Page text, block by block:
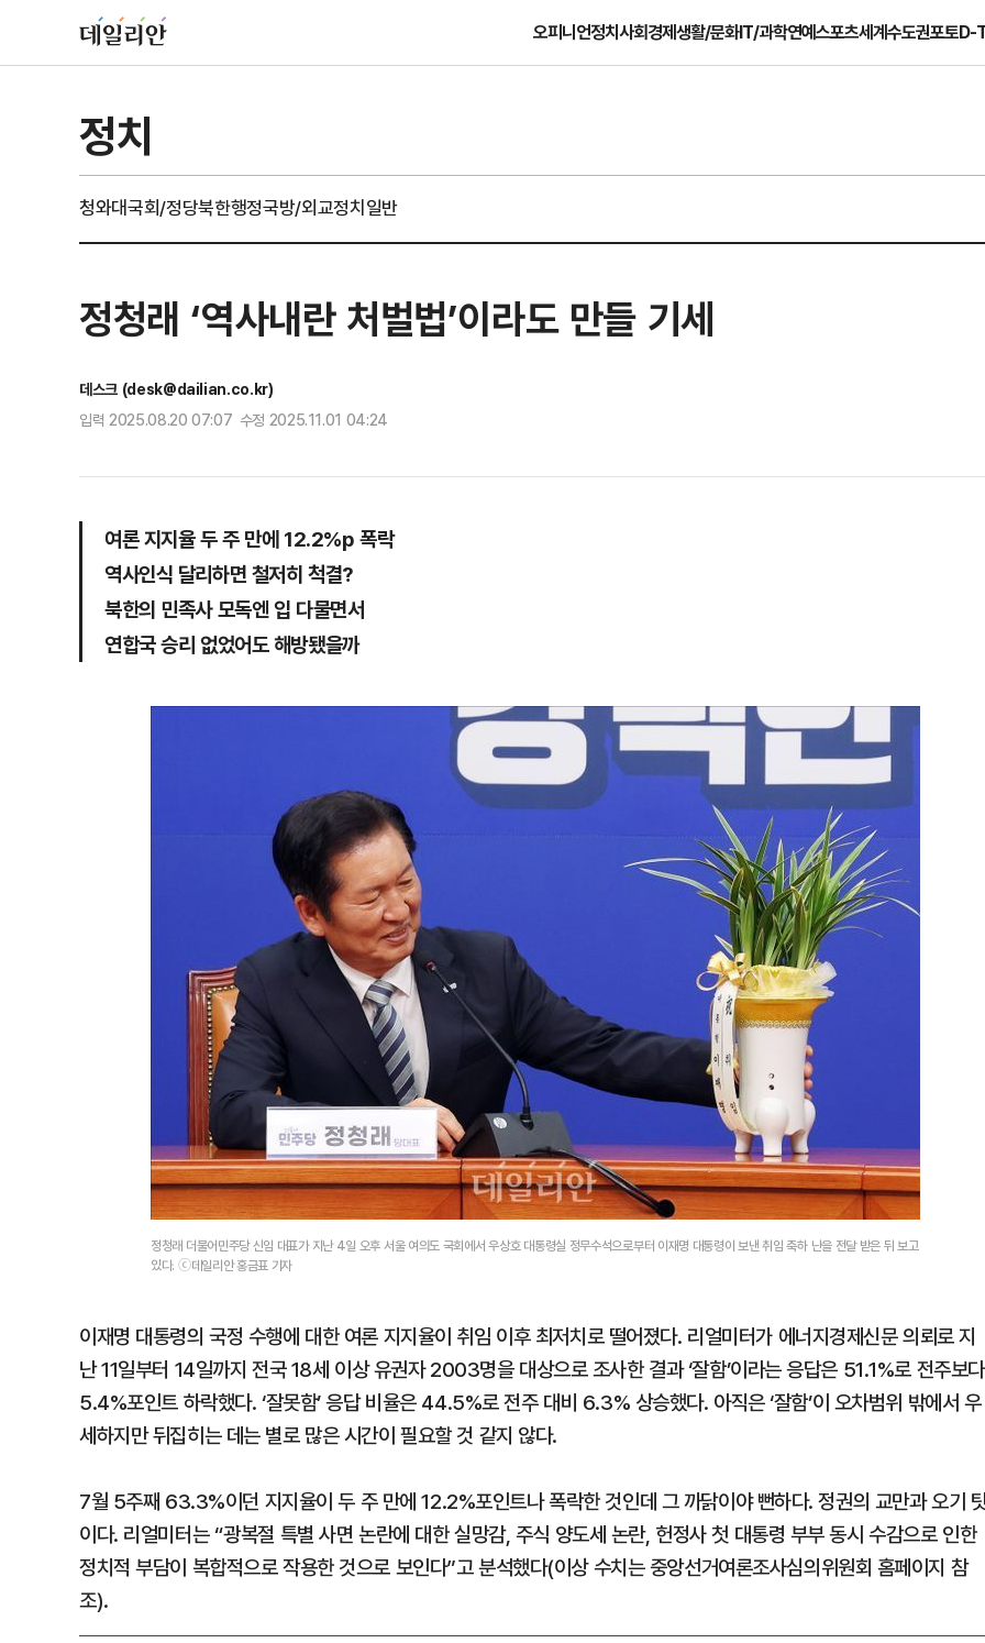
오피니언정치사회경제생활/문화IT/과학연예스포츠세계수도권포토D-
정치
청와대국회/정당북한행정국방/외교정치일반
정청래 ‘역사내란 처벌법’이라도 만들 기세
데스크 (desk@dailian.co.kr)
입력 2025.08.20 07:07 수정 2025.11.01 04:24
여론 지지율 두 주 만에 12.2%p 폭락
역사인식 달리하면 철저히 척결?
북한의 민족사 모독엔 입 다물면서
연합국 승리 없었어도 해방됐을까
정청래 더불어민주당 신임 대표가 지난 4일 오후 서울 여의도 국회에서 우상호 대통령실 정무수석으로부터 이재명 대통령이 보낸 취임 축하 난을 전달 받은 뒤 보고
있다. ⓒ데일리안 홍금표 기자
이재명 대통령의 국정 수행에 대한 여론 지지율이 취임 이후 최저치로 떨어졌다. 리얼미터가 에너지경제신문 의뢰로 지
난 11일부터 14일까지 전국 18세 이상 유권자 2003명을 대상으로 조사한 결과 ‘잘함’이라는 응답은 51.1%로 전주보다
5.4%포인트 하락했다. ‘잘못함’ 응답 비율은 44.5%로 전주 대비 6.3% 상승했다. 아직은 ‘잘함’이 오차범위 밖에서 우
세하지만 뒤집히는 데는 별로 많은 시간이 필요할 것 같지 않다.
7월 5주째 63.3%이던 지지율이 두 주 만에 12.2%포인트나 폭락한 것인데 그 까닭이야 뻔하다. 정권의 교만과 오기
이다. 리얼미터는 “광복절 특별 사면 논란에 대한 실망감, 주식 양도세 논란, 헌정사 첫 대통령 부부 동시 수감으로 인한
정치적 부담이 복합적으로 작용한 것으로 보인다”고 분석했다(이상 수치는 중앙선거여론조사심의위원회 홈페이지 참
조).
2
[속보] '연락 두절 11시간 만에
도 모터보트 실종 낚시객 3명,
3
신촌역 앞 '청년 버스하우스
에 온라인서 '조롱 밈' 속출
4
ISA 뒤집은 李대통령에 "졸속
野…민주당 "문제 있어도 밀
5
"이대로라면 폐버스 주택 현
람, 李정부 주거 정책 맹비판